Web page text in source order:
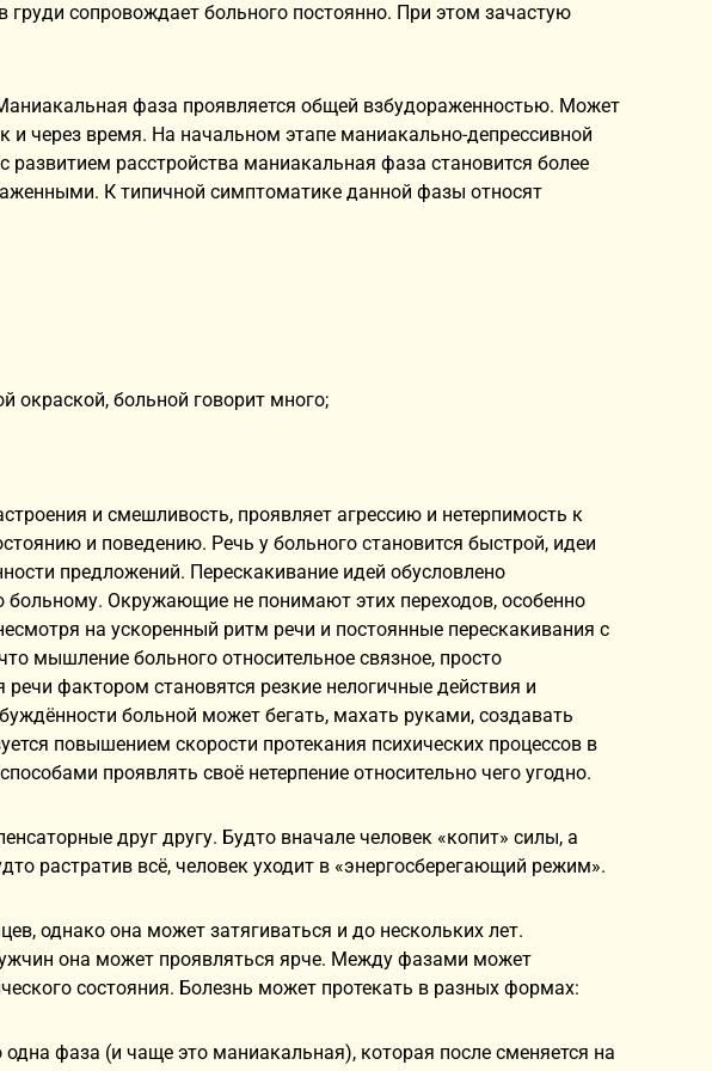
сопровождает больного постоянно. При этом зачастую
фаза проявляется общей взбудораженностью. Может
и через время. На начальном этапе маниакально-депрессивной
расстройства маниакальная фаза становится более
К типичной симптоматике данной фазы относят
окраской, больной говорит много;
и смешливость, проявляет агрессию и нетерпимость к
и поведению. Речь у больного становится быстрой, идеи
предложений. Перескакивание идей обусловлено
Окружающие не понимают этих переходов, особенно
на ускоренный ритм речи и постоянные перескакивания с
мышление больного относительное связное, просто
фактором становятся резкие нелогичные действия и
больной может бегать, махать руками, создавать
повышением скорости протекания психических процессов в
проявлять своё нетерпение относительно чего угодно.
друг другу. Будто вначале человек «копит» силы, а
растратив всё, человек уходит в «энергосберегающий режим».
однако она может затягиваться и до нескольких лет.
она может проявляться ярче. Между фазами может
состояния. Болезнь может протекать в разных формах:
фаза (и чаще это маниакальная), которая после сменяется на